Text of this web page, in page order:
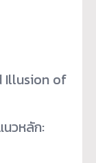
Illusion of
วหลัก: